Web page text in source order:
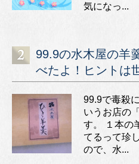
気になっ...
99.9の水木屋の羊
べたよ！ヒントは
99.9で毒殺
いうお店の
す。 １本の
てるって珍
ので、水...